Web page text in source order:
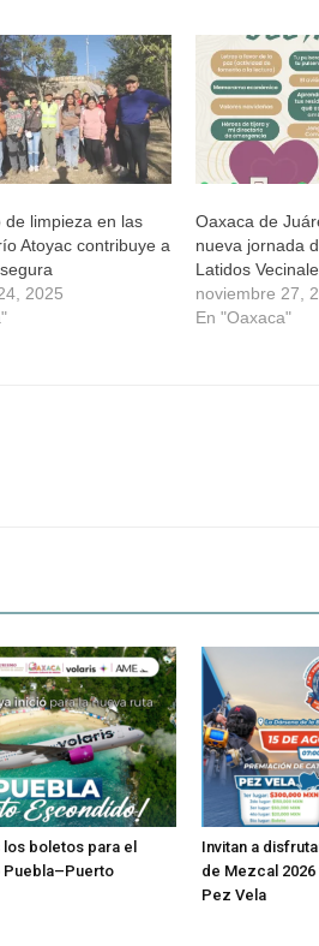
de limpieza en las
Atoyac contribuye a
2025
Oaxaca de
nueva jornada
Latidos
noviembre 27,
En "Oaxaca"
los boletos para el
Puebla–Puerto
Invitan a
de Mezcal 2026
Pez Vela